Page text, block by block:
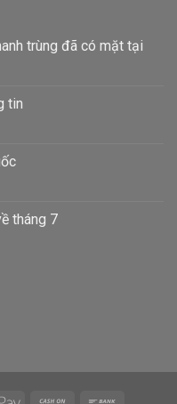
trùng đã có mặt tại
tin
tháng 7